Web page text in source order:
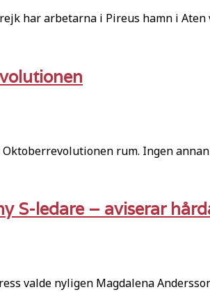
har arbetarna i Pireus hamn i
Oktoberrevolutionen rum. Ingen
S-ledare – aviserar
valde nyligen Magdalena